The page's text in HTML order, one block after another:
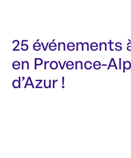
25 événements
en Provence-
d’Azur !